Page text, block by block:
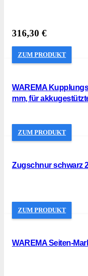
316,30 €
ZUM PRODUKT
WAREMA
mm, für
ZUM PRODUKT
Zugschnur schwarz
ZUM PRODUKT
WAREMA Seiten-